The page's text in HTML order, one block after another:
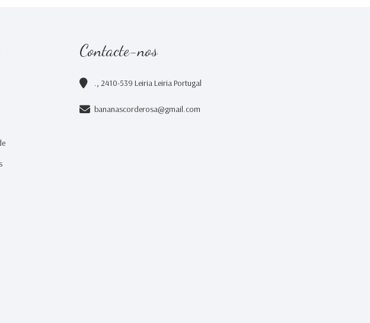
Contacte-nos
., 2410-539 Leiria Leiria Portugal
bananascorderosa@gmail.com